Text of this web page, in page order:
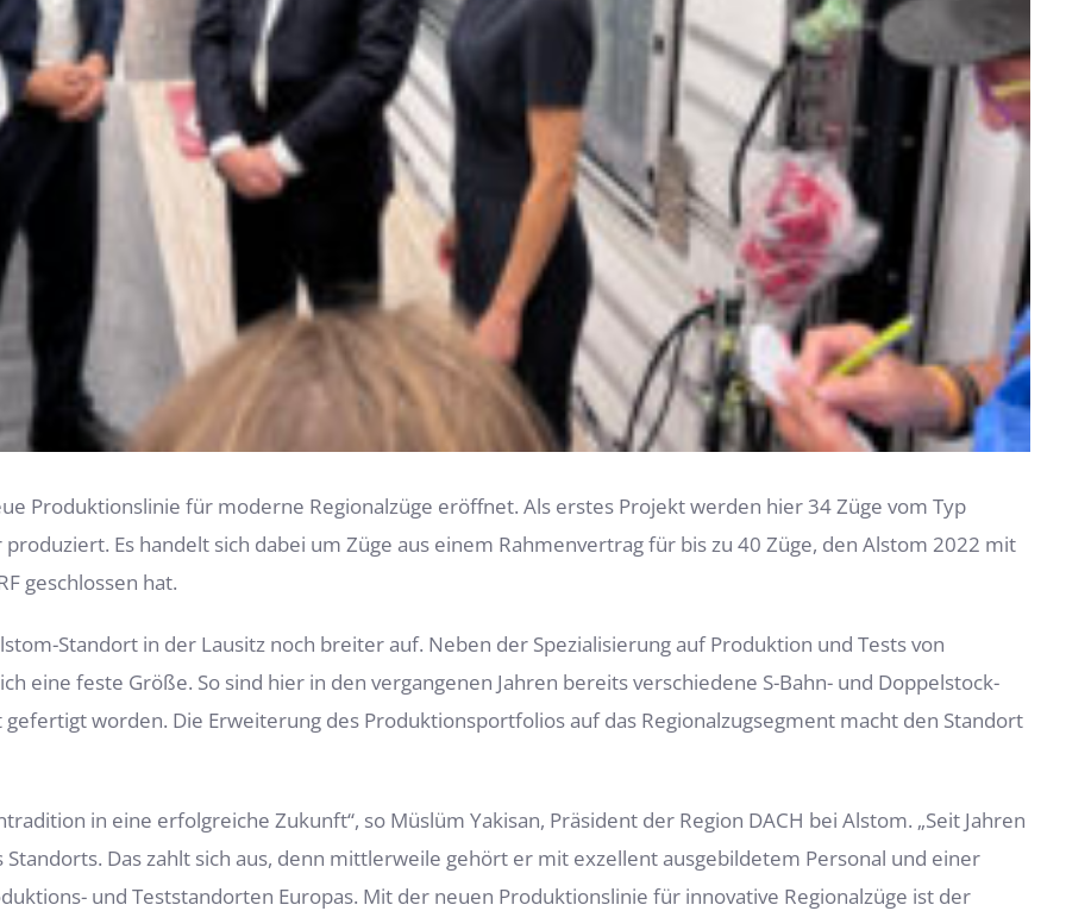
Produktionslinie für moderne Regionalzüge eröffnet. Als erstes Projekt werden hier 34 Züge vom Typ
Es handelt sich dabei um Züge aus einem Rahmenvertrag für bis zu 40 Züge, den Alstom 2022 mit
geschlossen hat.
Standort in der Lausitz noch breiter auf. Neben der Spezialisierung auf Produktion und Tests von
eine feste Größe. So sind hier in den vergangenen Jahren bereits verschiedene S-Bahn- und Doppelstock-
worden. Die Erweiterung des Produktionsportfolios auf das Regionalzugsegment macht den Standort
in eine erfolgreiche Zukunft“, so Müslüm Yakisan, Präsident der Region DACH bei Alstom. „Seit Jahren
Das zahlt sich aus, denn mittlerweile gehört er mit exzellent ausgebildetem Personal und einer
und Teststandorten Europas. Mit der neuen Produktionslinie für innovative Regionalzüge ist der